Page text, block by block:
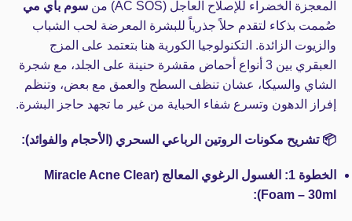
المعجزة الخضراء للإصلاح العاجل (AC SOS) من
سوم باي مي
صُممت بذكاء لتقدم حلاً جذرياً للبشرة المعرضة لحب الشباب
والزيوت الزائدة. التكنولوجيا الكورية هنا بتعتمد على المزج
العبقري بين 3 أنواع أحماض مقشرة حنينة على الجلد، مع شجرة
الشاي والسيكا، عشان تنظف السطح والعمق مع بعض، وتنظم
إفراز الدهون وتسرع شفاء الحباية من غير ما تجهد حاجز البشرة.
📦 تشريح مكونات الروتين الرباعي السحري (الأحجام والفوائد):
الخطوة 1: الغسول الرغوي المعالج (Miracle Acne Clear
Foam – 30ml):